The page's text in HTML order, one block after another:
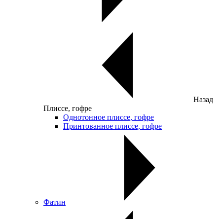
Назад
Плиссе, гофре
Однотонное плиссе, гофре
Принтованное плиссе, гофре
Фатин